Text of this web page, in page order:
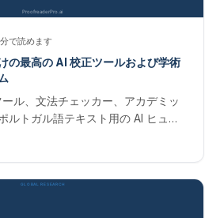
分で読めます
の最高の AI 校正ツールおよび学術
ル、文法チェッカー、アカデミッ
ルトガル語テキスト用の AI ヒュー
および Web of Science ジャーナ